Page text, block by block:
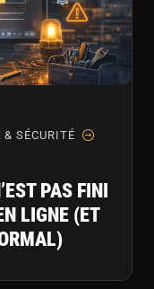
& SÉCURITÉ
PAS FINI
LIGNE (ET